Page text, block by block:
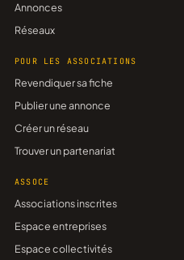
Annonces
Réseaux
POUR LES ASSOCIATIONS
Revendiquer sa fiche
Publier une annonce
Créer un réseau
Trouver un partenariat
ASSOCE
Associations inscrites
Espace entreprises
Espace collectivités